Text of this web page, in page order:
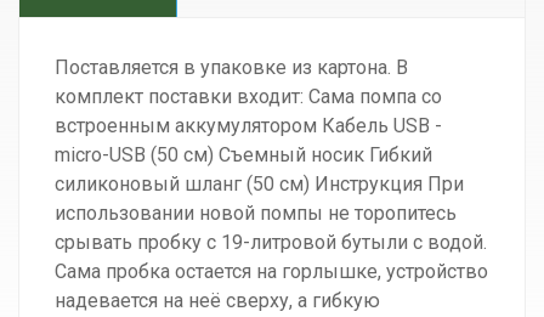
Поставляется в упаковке из картона. В
комплект поставки входит: Сама помпа со
встроенным аккумулятором Кабель USB -
micro-USB (50 см) Съемный носик Гибкий
силиконовый шланг (50 см) Инструкция При
использовании новой помпы не торопитесь
срывать пробку с 19-литровой бутыли с водой.
Сама пробка остается на горлышке, устройство
надевается на неё сверху, а гибкую